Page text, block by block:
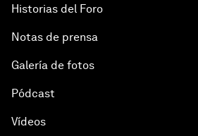
Historias del Foro
Notas de prensa
Galería de fotos
Pódcast
Vídeos